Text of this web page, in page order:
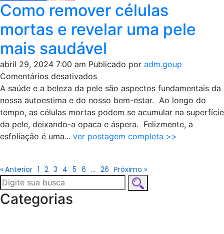
Como remover células
mortas e revelar uma pele
mais saudável
abril 29, 2024 7:00 am Publicado por adm.goup
Comentários desativadosem
Como
remover
células
mortas
e
pele
A saúde e a beleza da pele são aspectos fundamentais da
nossa autoestima e do nosso bem-estar. Ao longo do
tempo, as células mortas podem se acumular na superfície
da pele, deixando-a opaca e áspera. Felizmente, a
esfoliação é uma... ver postagem completa >>
« Anterior 1 2 3 4 5 6 … 26 Próximo »
Categorias